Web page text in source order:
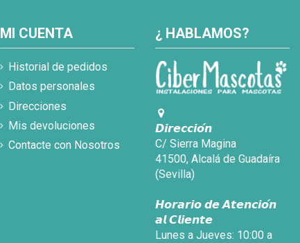
MI CUENTA
Historial de pedidos
Datos personales
Direcciones
Mis devoluciones
Contacte con Nosotros
¿ HABLAMOS?
𝘿𝙞𝙧𝙚𝙘𝙘𝙞𝙤́𝙣
C/ Sierra Magina
41500, Alcalá de Guadaíra
(Sevilla)
𝙃𝙤𝙧𝙖𝙧𝙞𝙤 𝙙𝙚 𝘼𝙩𝙚𝙣𝙘𝙞𝙤́𝙣
𝙖𝙡 𝘾𝙡𝙞𝙚𝙣𝙩𝙚
Lunes a Jueves: 10:00 a